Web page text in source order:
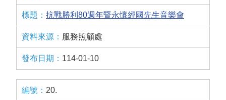
抗戰勝利80週年暨永懷經國先生音樂會
服務照顧處
114-01-10
20.